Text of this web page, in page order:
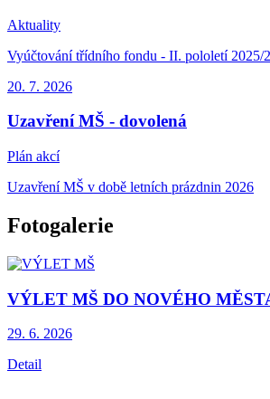
Aktuality
Vyúčtování třídního fondu - II. pololetí 2025/
20. 7. 2026
Uzavření MŠ - dovolená
Plán akcí
Uzavření MŠ v době letních prázdnin 2026
Fotogalerie
VÝLET MŠ DO NOVÉHO
29. 6. 2026
Detail